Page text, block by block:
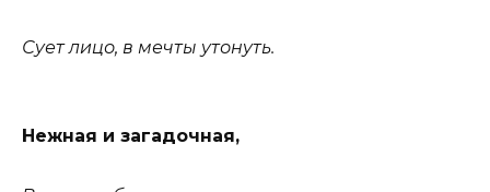
Сует лицо, в мечты утонуть.
Нежная и загадочная,